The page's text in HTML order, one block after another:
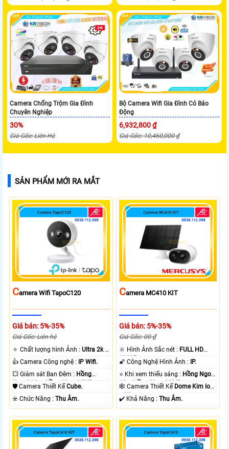
Camera Chống Trộm Gia Đình
Chuyên Nghiệp
30%
Giá Gốc: Liên Hệ
Bộ Camera Wifi Gia Đình Có Báo
Động
6,932,800 ₫
Giá Gốc: 10,460,000 ₫
SẢN PHẨM MỚI RA MẮT
CAmera Wifi TapoC120
Giá bán: 5%-35%
Giá Gốc: Liên hệ
🔅 Chất lượng hình Ảnh :Ultra 2k +
.
👍 Camera Công nghệ : IP Wifi.
💥 Giám sát Ban Đêm : Hồng
Ngoại 10m Hồng Ngoại SMD.
🛡 Camera Thiết KếCube.
️☣️ Chức Năng :Thu Âm.
CAmera MC410 KIT
Giá bán: 5%-35%
Giá Gốc: 00 ₫
🔆 Hình Ảnh Sắc nét : FULL HD
1080P .
🌠 Công Nghệ Hình Ảnh : IP.
⭐ Khi xem thiếu sáng : Hồng Ngoại
10m Hồng Ngoại SMD.
🕸️ Camera Thiết Kế Dome Kim loại
+ Nhựa.
️✔️ Khả Năng :Thu Âm.